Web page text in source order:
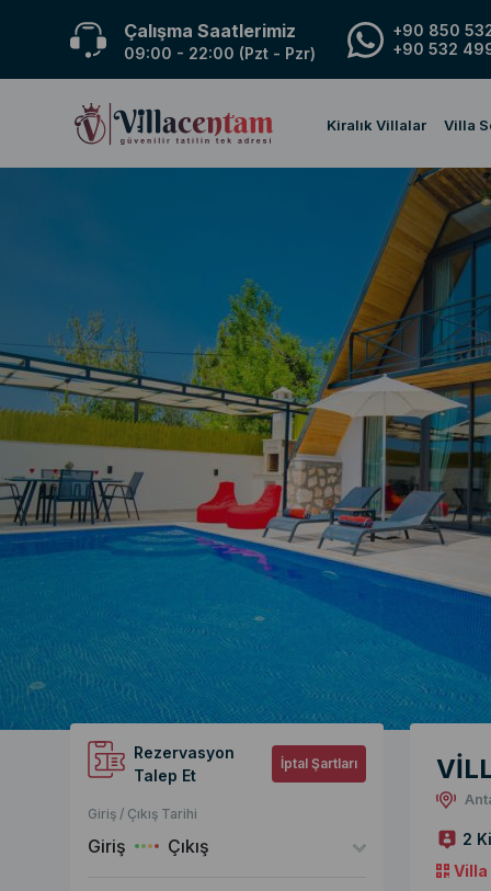
Çalışma Saatlerimiz
09:00 - 22:00 (Pzt - Pzr)
+90 850
+90 532
Kiralık Villalar Villa
Rezervasyon
Talep Et
İptal Şartları
Giriş / Çıkış Tarihi
Giriş Çıkış 2
Villa